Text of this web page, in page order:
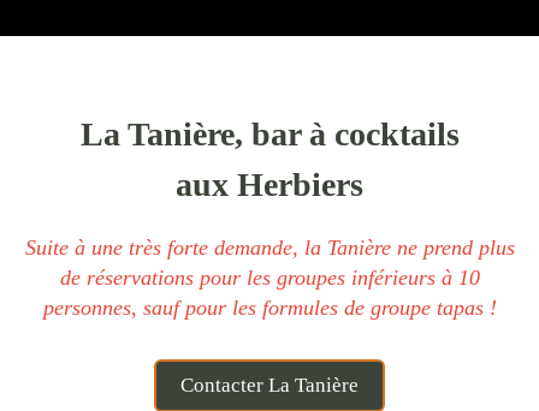
La Tanière, bar à cocktails
aux Herbiers
Suite à une très forte demande, la Tanière ne prend plus
de réservations pour les groupes inférieurs à 10
personnes, sauf pour les formules de groupe tapas !
Contacter La Tanière